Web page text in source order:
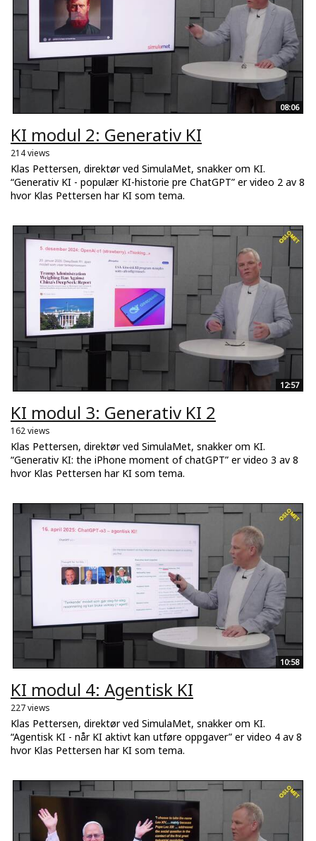
08:06
KI modul 2: Generativ KI
214 views
Klas Pettersen, direktør ved SimulaMet, snakker om KI.
“Generativ KI - populær KI-historie pre ChatGPT” er video 2 av 8
hvor Klas Pettersen har KI som tema.
12:57
KI modul 3: Generativ KI 2
162 views
Klas Pettersen, direktør ved SimulaMet, snakker om KI.
“Generativ KI: the iPhone moment of chatGPT” er video 3 av 8
hvor Klas Pettersen har KI som tema.
10:58
KI modul 4: Agentisk KI
227 views
Klas Pettersen, direktør ved SimulaMet, snakker om KI.
“Agentisk KI - når KI aktivt kan utføre oppgaver” er video 4 av 8
hvor Klas Pettersen har KI som tema.